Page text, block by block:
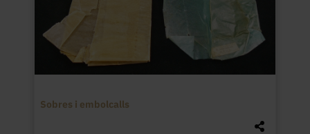
Sobres i embolcalls